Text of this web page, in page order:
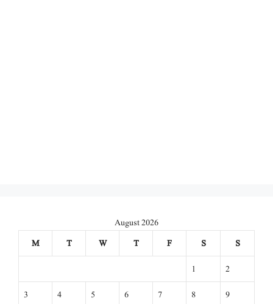
August 2026
M
T W T F S
S
1
2
3
4 5 6 7 8
9